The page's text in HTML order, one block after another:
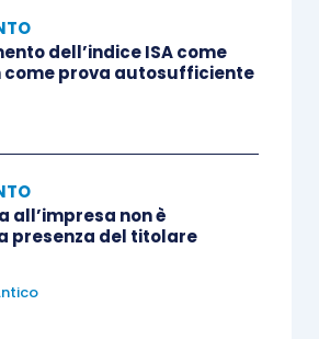
di legittimità ha ancora una
nel caso in cui si versi in
di liquidazione emesso sulla
passata in giudicato
si atteggia diversamente
alla pronuncia giudiziale
su cui la stessa è intervenuta
dell’indice ISA come
come prova autosufficiente
all’impresa non è
presenza del titolare